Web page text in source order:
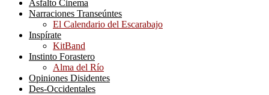
Asfalto Cinema
Narraciones Transeúntes
El Calendario del Escarabajo
Inspírate
KitBand
Instinto Forastero
Alma del Río
Opiniones Disidentes
Des-Occidentales